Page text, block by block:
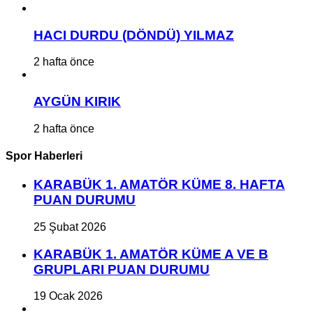
HACI DURDU (DÖNDÜ) YILMAZ
2 hafta önce
AYGÜN KIRIK
2 hafta önce
Spor Haberleri
KARABÜK 1. AMATÖR KÜME 8. HAFTA
PUAN DURUMU
25 Şubat 2026
KARABÜK 1. AMATÖR KÜME A VE B
GRUPLARI PUAN DURUMU
19 Ocak 2026